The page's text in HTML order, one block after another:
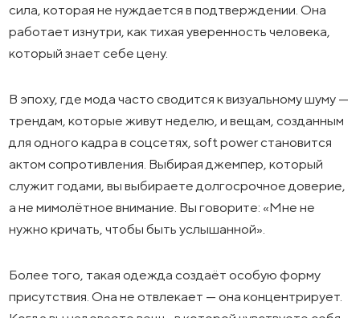
сила, которая не нуждается в подтверждении. Она
работает изнутри, как тихая уверенность человека,
который знает себе цену.
В эпоху, где мода часто сводится к визуальному шуму —
трендам, которые живут неделю, и вещам, созданным
для одного кадра в соцсетях, soft power становится
актом сопротивления. Выбирая джемпер, который
служит годами, вы выбираете долгосрочное доверие,
а не мимолётное внимание. Вы говорите: «Мне не
нужно кричать, чтобы быть услышанной».
Более того, такая одежда создаёт особую форму
присутствия. Она не отвлекает — она концентрирует.